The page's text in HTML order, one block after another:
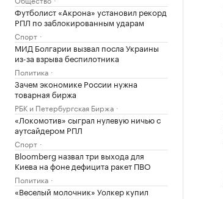
Футболист «Акрона» установил рекорд
РПЛ по заблокированным ударам
Спорт
МИД Болгарии вызвал посла Украины
из-за взрыва беспилотника
Политика
Зачем экономике России нужна
товарная биржа
РБК и Петербургская Биржа
«Локомотив» сыграл нулевую ничью с
аутсайдером РПЛ
Спорт
Bloomberg назвал три выхода для
Киева на фоне дефицита ракет ПВО
Политика
«Веселый молочник» Уолкер купил